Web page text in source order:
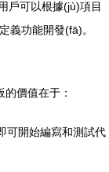
戶可以根據(jù)項目
義功能開發(fā)。
價值在于：
可開始編寫和測試代